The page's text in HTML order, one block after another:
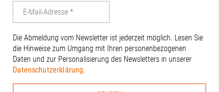
Die Abmeldung vom Newsletter ist jederzeit möglich. Lesen Sie
die Hinweise zum Umgang mit Ihren personenbezogenen
Daten und zur Personalisierung des Newsletters in unserer
Datenschutzerklärung.